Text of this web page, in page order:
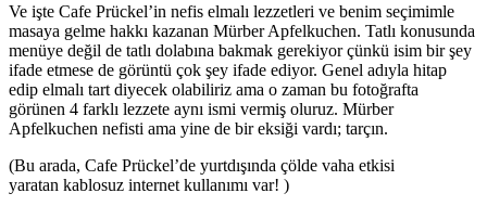
Ve işte Cafe Prückel’in nefis elmalı lezzetleri ve benim seçimimle
masaya gelme hakkı kazanan Mürber Apfelkuchen. Tatlı konusunda
menüye değil de tatlı dolabına bakmak gerekiyor çünkü isim bir şey
ifade etmese de görüntü çok şey ifade ediyor. Genel adıyla hitap
edip elmalı tart diyecek olabiliriz ama o zaman bu fotoğrafta
görünen 4 farklı lezzete aynı ismi vermiş oluruz. Mürber
Apfelkuchen nefisti ama yine de bir eksiği vardı; tarçın.
(Bu arada, Cafe Prückel’de yurtdışında çölde vaha etkisi
yaratan kablosuz internet kullanımı var! )